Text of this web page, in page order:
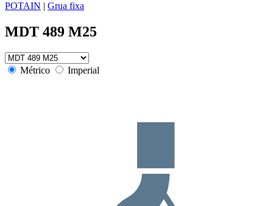
POTAIN | Grua fixa
MDT 489 M25
Métrico Imperial